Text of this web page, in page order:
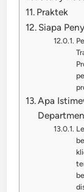
Praktek
Siapa
Apa